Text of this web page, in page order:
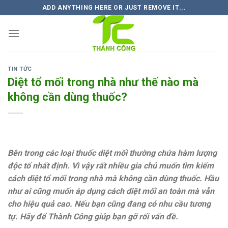
to
content
ADD ANYTHING HERE OR JUST REMOVE IT...
TIN TỨC
Diệt tổ mối trong nhà như thế nào mà
không cần dùng thuốc?
Bên trong các loại thuốc diệt mối thường chứa hàm lượng
độc tố nhất định. Vì vậy rất nhiều gia chủ muốn tìm kiếm
cách diệt tổ mối trong nhà mà không cần dùng thuốc. Hầu
như ai cũng muốn áp dụng cách diệt mối an toàn mà vẫn
cho hiệu quả cao. Nếu bạn cũng đang có nhu cầu tương
tự. Hãy để Thành Công giúp bạn gỡ rối vấn đề.